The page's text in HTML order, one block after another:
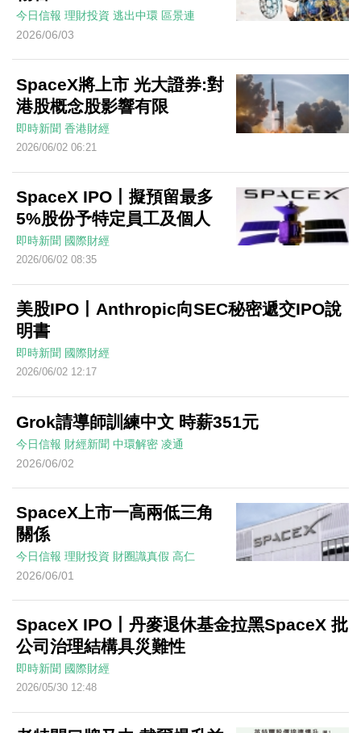
今日信報 理財投資 逃出中環 區景連
2026/06/03
SpaceX將上市 光大證券:對
港股概念股影響有限
即時新聞 香港財經
2026/06/02 06:21
SpaceX IPO丨擬預留最多
5%股份予特定員工及個人
即時新聞 國際財經
2026/06/02 08:35
美股IPO丨Anthropic向SEC秘密遞交IPO說
明書
即時新聞 國際財經
2026/06/02 12:17
Grok請導師訓練中文 時薪351元
今日信報 財經新聞 中環解密 凌通
2026/06/02
SpaceX上市一高兩低三角
關係
今日信報 理財投資 財圈識真假 高仁
2026/06/01
SpaceX IPO丨丹麥退休基金拉黑SpaceX 批
公司治理結構具災難性
即時新聞 國際財經
2026/05/30 12:48